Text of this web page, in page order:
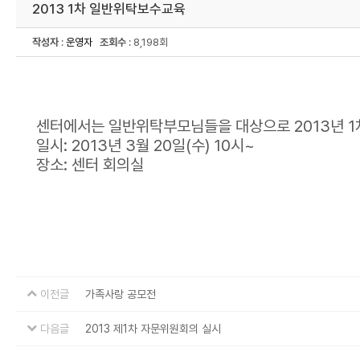
2013 1차 일반위탁보수교육
작성자: 운영자 조회수 : 8,198회
센터에서는 일반위탁부모님들을 대상으로 2013년
일시: 2013년 3월 20일(수) 10시~
장소: 센터 회의실
이전글 가족사랑 공모전
다음글 2013 제1차 자문위원회의 실시